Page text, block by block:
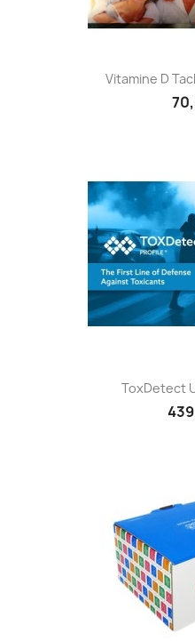
Vitamine D
ToxDetect